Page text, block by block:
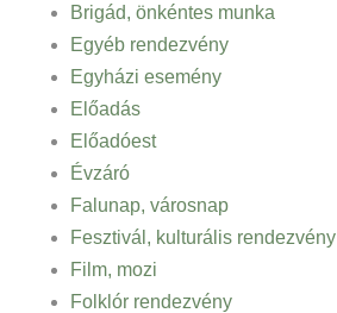
Brigád, önkéntes munka
Egyéb rendezvény
Egyházi esemény
Előadás
Előadóest
Évzáró
Falunap, városnap
Fesztivál, kulturális rendezvény
Film, mozi
Folklór rendezvény